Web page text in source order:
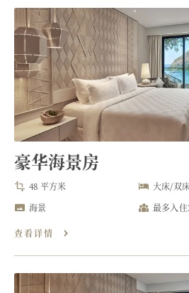
豪华海景房
48 平方米
大床/双
海景
最多入
查看详情